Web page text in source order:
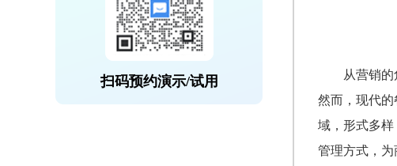
扫码预约演示/试用
从营销
然而，现代
域，形式多
管理方式，为